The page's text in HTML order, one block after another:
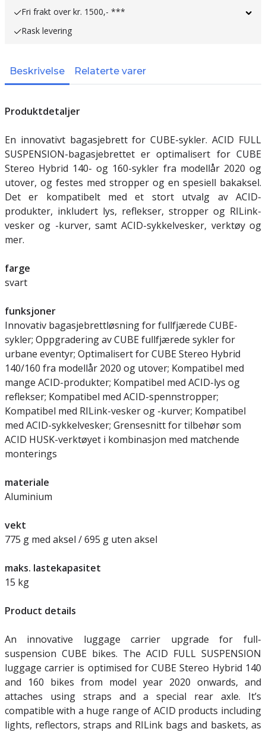
Fri frakt over kr. 1500,- ***
Rask levering
Beskrivelse Relaterte varer
Produktdetaljer
En innovativt bagasjebrett for CUBE-sykler. ACID FULL
SUSPENSION-bagasjebrettet er optimalisert for CUBE
Stereo Hybrid 140- og 160-sykler fra modellår 2020 og
utover, og festes med stropper og en spesiell bakaksel.
Det er kompatibelt med et stort utvalg av ACID-
produkter, inkludert lys, reflekser, stropper og RILink-
vesker og -kurver, samt ACID-sykkelvesker, verktøy og
mer.
farge
svart
funksjoner
Innovativ bagasjebrettløsning for fullfjærede CUBE-
sykler; Oppgradering av CUBE fullfjærede sykler for
urbane eventyr; Optimalisert for CUBE Stereo Hybrid
140/160 fra modellår 2020 og utover; Kompatibel med
mange ACID-produkter; Kompatibel med ACID-lys og
reflekser; Kompatibel med ACID-spennstropper;
Kompatibel med RILink-vesker og -kurver; Kompatibel
med ACID-sykkelvesker; Grensesnitt for tilbehør som
ACID HUSK-verktøyet i kombinasjon med matchende
monterings
materiale
Aluminium
vekt
775 g med aksel / 695 g uten aksel
maks. lastekapasitet
15 kg
Product details
An innovative luggage carrier upgrade for full-
suspension CUBE bikes. The ACID FULL SUSPENSION
luggage carrier is optimised for CUBE Stereo Hybrid 140
and 160 bikes from model year 2020 onwards, and
attaches using straps and a special rear axle. It’s
compatible with a huge range of ACID products including
lights, reflectors, straps and RILink bags and baskets, as